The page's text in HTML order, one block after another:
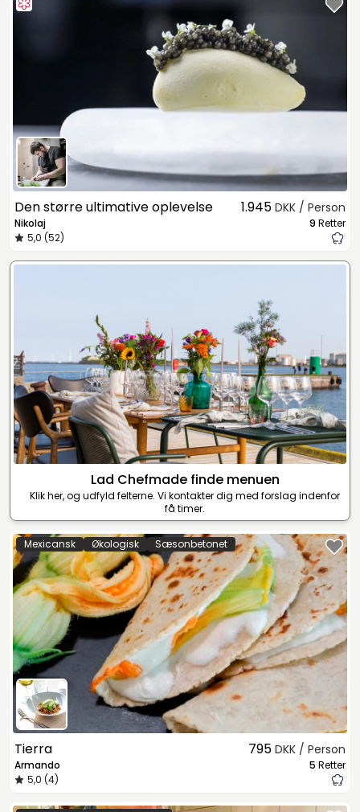
Den større ultimative oplevelse
Nikolaj
5,0 (52)
1.945 DKK / Person
9 Retter
Lad Chefmade finde menuen
Klik her, og udfyld felterne. Vi kontakter dig med forslag indenfor
få timer.
Mexicansk Økologisk Sæsonbetonet
Tierra
Armando
5,0 (4)
795 DKK / Person
5 Retter